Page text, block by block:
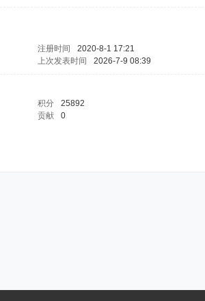
注册时间 2020-8-1 17:21
上次发表时间 2026-7-9 08:39
积分 25892
贡献 0